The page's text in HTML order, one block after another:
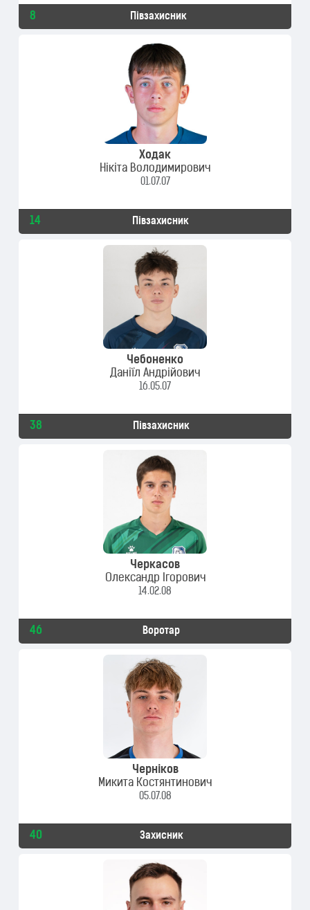
8 Півзахисник
Ходак
Нікіта Володимирович
01.07.07
14 Півзахисник
Чебоненко
Даніїл Андрійович
16.05.07
38 Півзахисник
Черкасов
Олександр Ігорович
14.02.08
46 Воротар
Черніков
Микита Костянтинович
05.07.08
40 Захисник